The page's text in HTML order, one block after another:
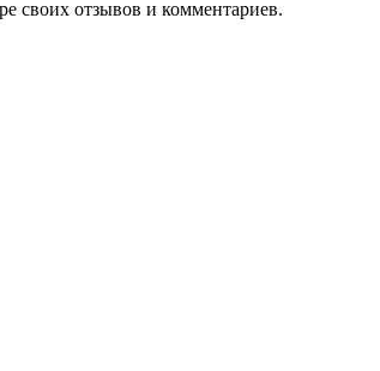
своих отзывов и комментариев.